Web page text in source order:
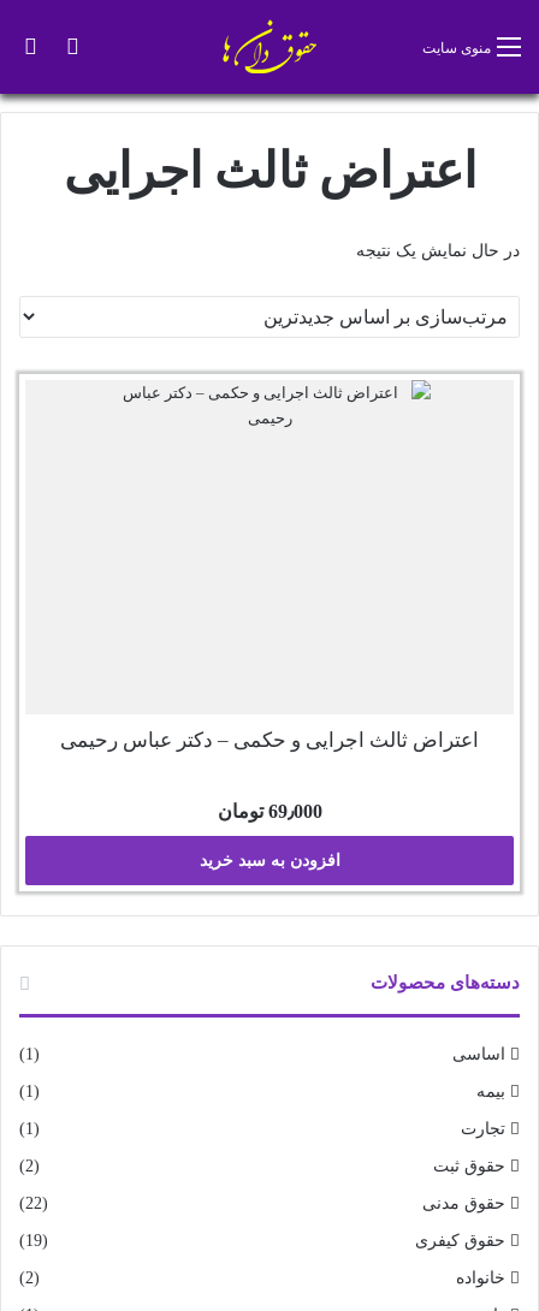
تغییر منوی سایت
اعتراض ثالث اجرایی
در حال نمایش یک نتیجه
اعتراض ثالث اجرایی و حکمی – دکتر عباس رحیمی
69٫000 تومان
افزودن به سبد خرید
دسته‌های محصولات
اساسی (1)
بیمه (1)
تجارت (1)
حقوق ثبت (2)
حقوق مدنی (22)
حقوق کیفری (19)
خانواده (2)